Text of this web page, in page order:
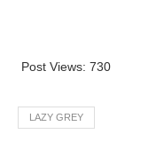
Post Views: 730
LAZY GREY